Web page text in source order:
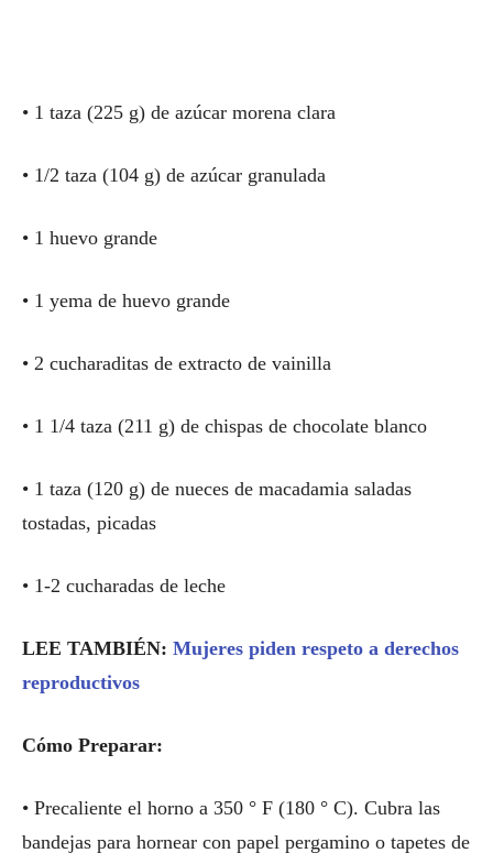
• 1 taza (225 g) de azúcar morena clara
• 1/2 taza (104 g) de azúcar granulada
• 1 huevo grande
• 1 yema de huevo grande
• 2 cucharaditas de extracto de vainilla
• 1 1/4 taza (211 g) de chispas de chocolate blanco
• 1 taza (120 g) de nueces de macadamia saladas
tostadas, picadas
• 1-2 cucharadas de leche
LEE TAMBIÉN: Mujeres piden respeto a derechos
reproductivos
Cómo Preparar:
• Precaliente el horno a 350 ° F (180 ° C). Cubra las
bandejas para hornear con papel pergamino o tapetes de